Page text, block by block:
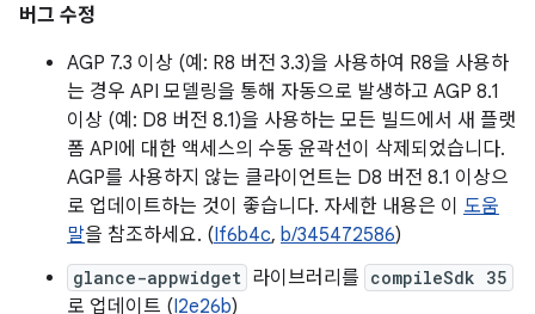
버그 수정
AGP 7.3 이상 (예: R8 버전 3.3)을 사용하여 R8을 사용하
는 경우 API 모델링을 통해 자동으로 발생하고 AGP 8.1
이상 (예: D8 버전 8.1)을 사용하는 모든 빌드에서 새 플랫
폼 API에 대한 액세스의 수동 윤곽선이 삭제되었습니다.
AGP를 사용하지 않는 클라이언트는 D8 버전 8.1 이상으
로 업데이트하는 것이 좋습니다. 자세한 내용은 이 도움
말을 참조하세요. (If6b4c, b/345472586)
glance-appwidget 라이브러리를 compileSdk 35
로 업데이트 (I2e26b)